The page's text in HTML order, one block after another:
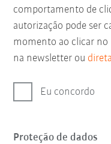
comportamento de
autorização pode ser
momento ao clicar no
na newsletter ou
Eu concordo
Proteção de dados